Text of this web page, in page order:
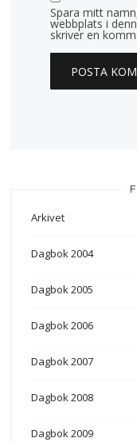
Spara mitt
webbplats i
skriver en
Arkivet
Dagbok 2004
Dagbok 2005
Dagbok 2006
Dagbok 2007
Dagbok 2008
Dagbok 2009